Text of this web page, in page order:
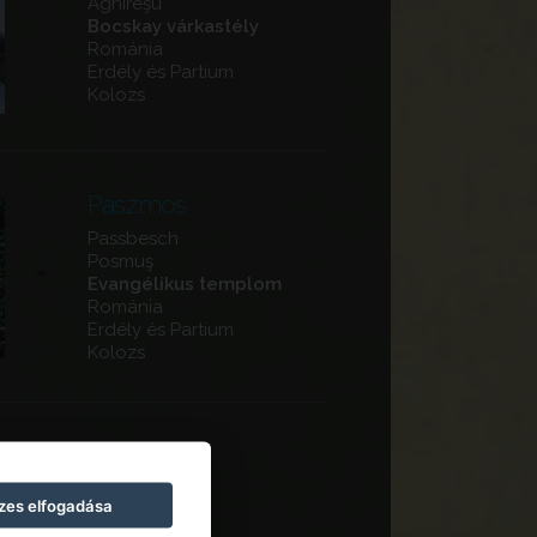
Bocskay várkastély
Románia
Erdély és Partium
Kolozs
Paszmos
Passbesch
Posmuş
Evangélikus templom
Románia
Erdély és Partium
Kolozs
Cluj-Napoca
Fellegvár
elfogadása